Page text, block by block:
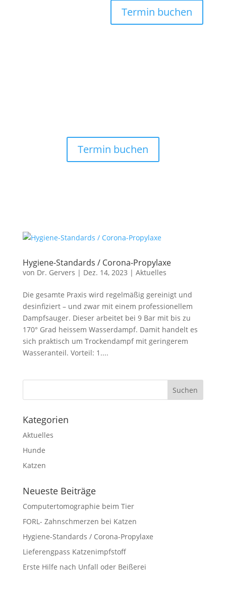
Termin buchen
Termin buchen
Hygiene-Standards / Corona-Propylaxe
von Dr. Gervers | Dez. 14, 2023 | Aktuelles
Die gesamte Praxis wird regelmäßig gereinigt und
desinfiziert – und zwar mit einem professionellem
Dampfsauger. Dieser arbeitet bei 9 Bar mit bis zu
170° Grad heissem Wasserdampf. Damit handelt es
sich praktisch um Trockendampf mit geringerem
Wasseranteil. Vorteil: 1....
Kategorien
Aktuelles
Hunde
Katzen
Neueste Beiträge
Computertomographie beim Tier
FORL- Zahnschmerzen bei Katzen
Hygiene-Standards / Corona-Propylaxe
Lieferengpass Katzenimpfstoff
Erste Hilfe nach Unfall oder Beißerei